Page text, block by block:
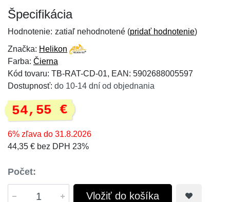
Špecifikácia
Hodnotenie: zatiaľ nehodnotené (pridať hodnotenie)
Značka: Helikon
Farba: Čierna
Kód tovaru: TB-RAT-CD-01, EAN: 5902688005597
Dostupnosť: do 10-14 dní od objednania
54,55 €
6% zľava do 31.8.2026
44,35 € bez DPH 23%
Počet:
Vložiť do košíka